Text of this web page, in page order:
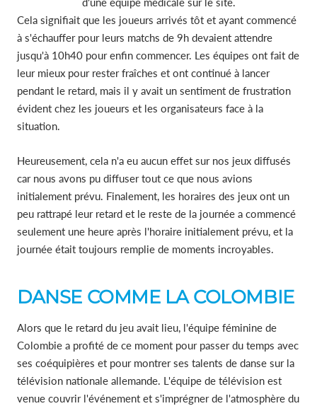
Cela signifiait que les joueurs arrivés tôt et ayant commencé
à s'échauffer pour leurs matchs de 9h devaient attendre
jusqu'à 10h40 pour enfin commencer. Les équipes ont fait de
leur mieux pour rester fraîches et ont continué à lancer
pendant le retard, mais il y avait un sentiment de frustration
évident chez les joueurs et les organisateurs face à la
situation.
Heureusement, cela n'a eu aucun effet sur nos jeux diffusés
car nous avons pu diffuser tout ce que nous avions
initialement prévu. Finalement, les horaires des jeux ont un
peu rattrapé leur retard et le reste de la journée a commencé
seulement une heure après l'horaire initialement prévu, et la
journée était toujours remplie de moments incroyables.
DANSE COMME LA COLOMBIE
Alors que le retard du jeu avait lieu, l'équipe féminine de
Colombie a profité de ce moment pour passer du temps avec
ses coéquipières et pour montrer ses talents de danse sur la
télévision nationale allemande. L'équipe de télévision est
venue couvrir l'événement et s'imprégner de l'atmosphère du